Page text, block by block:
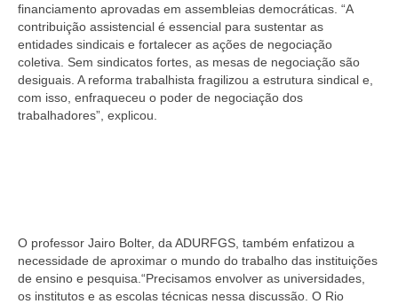
financiamento aprovadas em assembleias democráticas. “A
contribuição assistencial é essencial para sustentar as
entidades sindicais e fortalecer as ações de negociação
coletiva. Sem sindicatos fortes, as mesas de negociação são
desiguais. A reforma trabalhista fragilizou a estrutura sindical e,
com isso, enfraqueceu o poder de negociação dos
trabalhadores”, explicou.
O professor Jairo Bolter, da ADURFGS, também enfatizou a
necessidade de aproximar o mundo do trabalho das instituições
de ensino e pesquisa.“Precisamos envolver as universidades,
os institutos e as escolas técnicas nessa discussão. O Rio